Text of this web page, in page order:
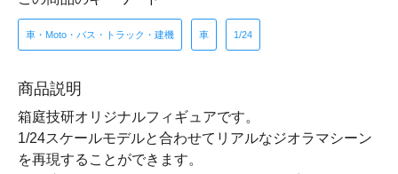
車・Moto・バス・トラック・建機 車 1/24
商品説明
箱庭技研オリジナルフィギュアです。
1/24スケールモデルと合わせてリアルなジオラマシーン
を再現することができます。